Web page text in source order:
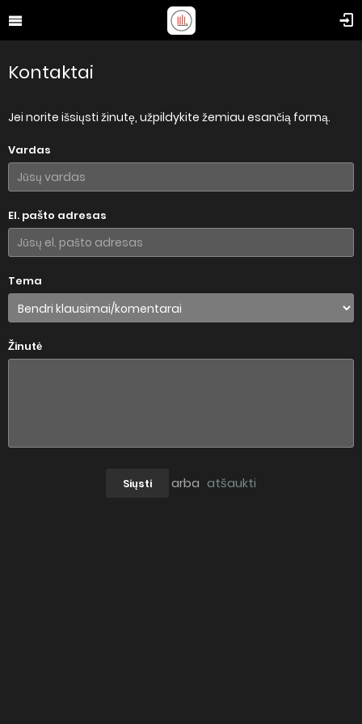
Kontaktai
Jei norite išsiųsti žinutę, užpildykite žemiau esančią formą.
Vardas
El. pašto adresas
Tema
Žinutė
Siųsti arba atšaukti